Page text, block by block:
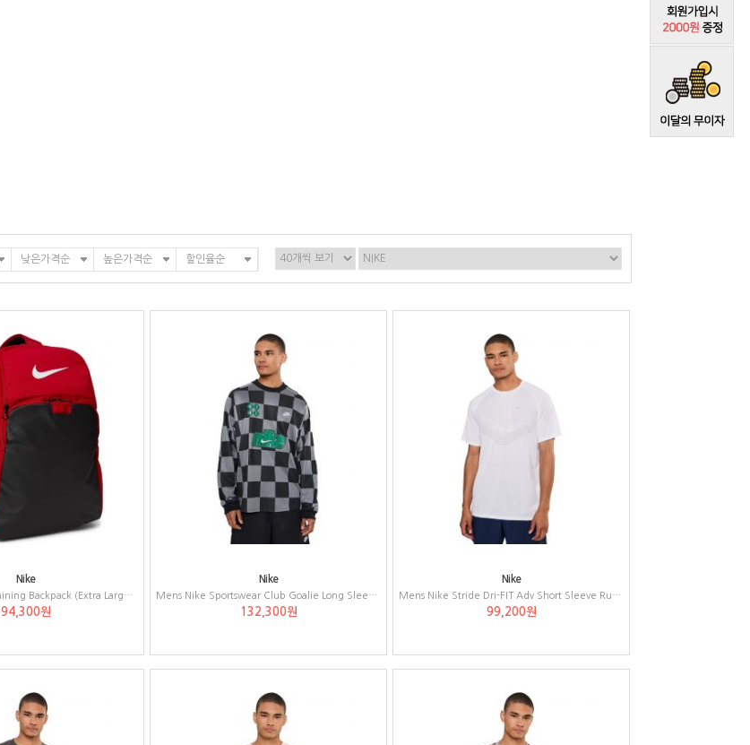
낮은가격순 높은가격순 할인율순
Nike
Nike Brasilia 95 Training Backpack (Extra Large, 30L)
94,300원
Nike
Mens Nike Sportswear Club Goalie Long Sleeve Top
132,300원
Nike
Mens Nike Stride Dri-FIT Adv Short Sleeve Running Top
99,200원